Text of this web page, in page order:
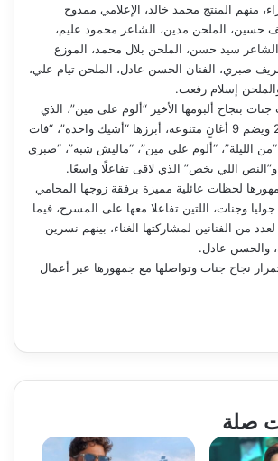
منهم المنتج محمد خالد، الإعلامي ممدوح
حسين، الملحن مدين، الشاعر محمود عليم،
سيد حسن، الملحن بلال محمد، الموزع
صبري، الفنان الحسن عادل، الملحن تيام علي،
إسلام رفعت.
بنجاح ألبومها الأخير “ألوم على مين”، الذي
طرح في صيف 2025 ويضم 9 أغانٍ متنوعة، أبرزها “أشيك واحدة”، “فات
الليلة”، “ألوم على مين”، “ماليش شبه”، “صبري
اللي يخص” الذي لاقى تفاعلًا واسعًا.
لحظات عائلية مميزة برفقة زوجها المحامي
وجنات، اللتين تفاعلا معها على المسرح، فيما
من الفنانين لمشاركتها الغناء، بينهم نسرين
والحسن عادل.
نجاح جنات وتواصلها مع جمهورها عبر أعمال
صلة